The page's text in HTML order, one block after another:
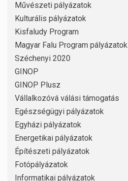
Művészeti pályázatok
Kulturális pályázatok
Kisfaludy Program
Magyar Falu Program pályázatok
Széchenyi 2020
GINOP
GINOP Plusz
Vállalkozóvá válási támogatás
Egészségügyi pályázatok
Egyházi pályázatok
Energetikai pályázatok
Építészeti pályázatok
Fotópályázatok
Informatikai pályázatok